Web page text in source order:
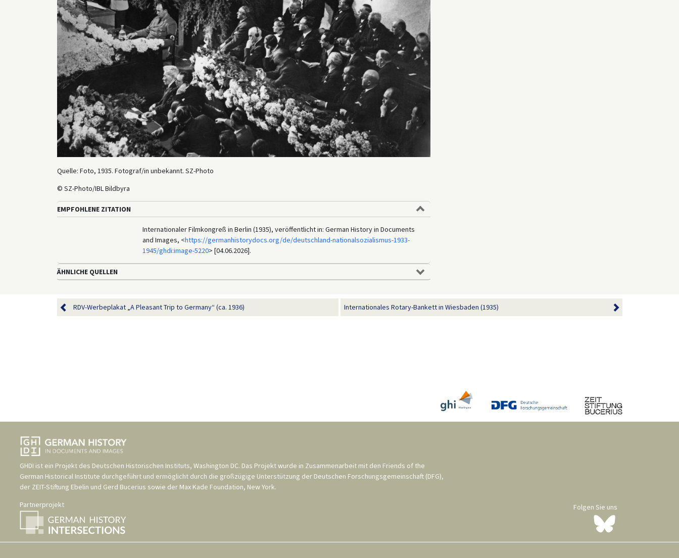
Quelle: Foto, 1935. Fotograf/in unbekannt. SZ-Photo
© SZ-Photo/IBL Bildbyra
EMPFOHLENE ZITATION
Internationaler Filmkongreß in Berlin (1935), veröffentlicht in: German History in Documents
and Images, <https://germanhistorydocs.org/de/deutschland-nationalsozialismus-1933-
1945/ghdi:image-5220> [04.06.2026].
ÄHNLICHE QUELLEN
RDV-Werbeplakat „A Pleasant Trip to Germany“ (ca. 1936) Internationales Rotary-Bankett in Wiesbaden (1935)
GHDI ist ein Projekt des Deutschen Historischen Instituts, Washington DC. Das Projekt wurde in Zusammenarbeit mit den Friends of the
German Historical Institute durchgeführt und ermöglicht durch die großzügige Unterstützung der Deutschen Forschungsgemeinschaft (DFG),
der ZEIT-Stiftung Ebelin und Gerd Bucerius sowie der Max Kade Foundation, New York.
Partnerprojekt
Folgen Sie uns